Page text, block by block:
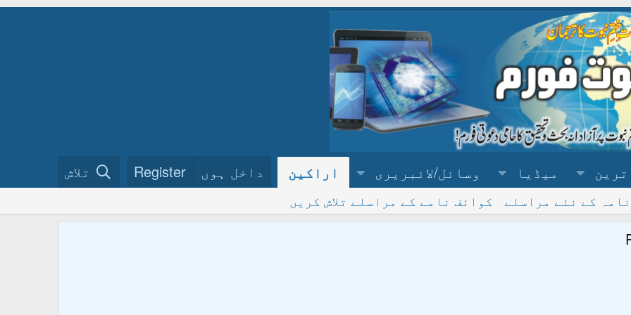
میڈیا وسائل/لائبریری اراکین داخل ہوں Register تلاش
کے نئے مراسلے کوائف نامے کے مراسلے تلاش کریں